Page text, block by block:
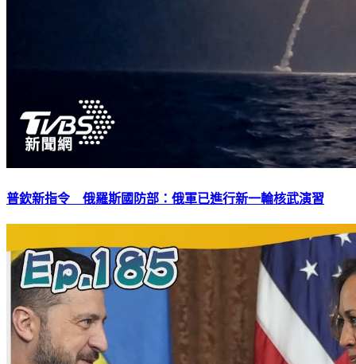
普欽新指令 俄羅斯國防部：俄軍已進行新一輪核武演習